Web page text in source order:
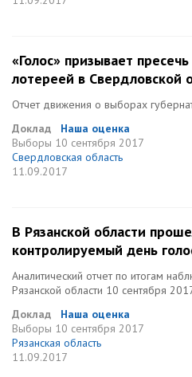
«Голос» призывает
лотереей в Свердловской
Отчет движения о выборах
Доклад
Наша оценка
Выборы 10 сентября 2017
Свердловская область
11.09.2017
В Рязанской области
контролируемый день
Аналитический отчет по итогам
Рязанской области 10 сентября
Доклад
Наша оценка
Выборы 10 сентября 2017
Рязанская область
11.09.2017